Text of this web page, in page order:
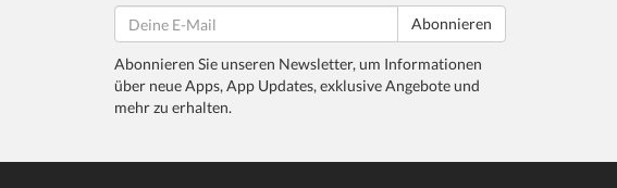
Abonnieren
Abonnieren Sie unseren Newsletter, um Informationen
über neue Apps, App Updates, exklusive Angebote und
mehr zu erhalten.